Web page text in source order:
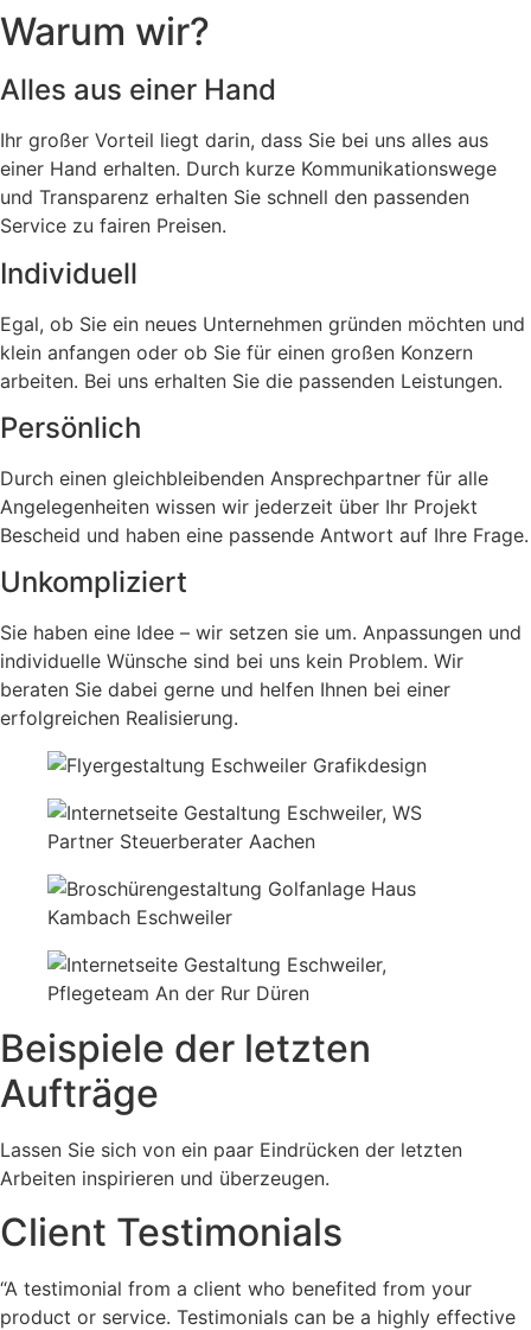
Warum wir?
Alles aus einer Hand
Ihr großer Vorteil liegt darin, dass Sie bei uns alles aus
einer Hand erhalten. Durch kurze Kommunikationswege
und Transparenz erhalten Sie schnell den passenden
Service zu fairen Preisen.
Individuell
Egal, ob Sie ein neues Unternehmen gründen möchten und
klein anfangen oder ob Sie für einen großen Konzern
arbeiten. Bei uns erhalten Sie die passenden Leistungen.
Persönlich
Durch einen gleichbleibenden Ansprechpartner für alle
Angelegenheiten wissen wir jederzeit über Ihr Projekt
Bescheid und haben eine passende Antwort auf Ihre Frage.
Unkompliziert
Sie haben eine Idee – wir setzen sie um. Anpassungen und
individuelle Wünsche sind bei uns kein Problem. Wir
beraten Sie dabei gerne und helfen Ihnen bei einer
erfolgreichen Realisierung.
Beispiele der letzten
Aufträge
Lassen Sie sich von ein paar Eindrücken der letzten
Arbeiten inspirieren und überzeugen.
Client Testimonials
“A testimonial from a client who benefited from your
product or service. Testimonials can be a highly effective